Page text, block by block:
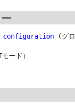
configuration (グ